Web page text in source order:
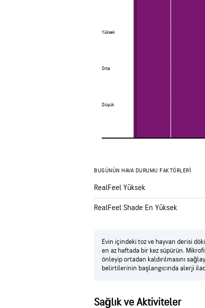
Yüksek
Orta
Düşük
Yüksek
Orta
Düşük
BUGÜNÜN HAVA DURUMU FAKTÖRLERI
RealFeel Yüksek
RealFeel Shade En Yüksek
Evin içindeki toz ve hayvan derisi
en az haftada bir kez süpürün.
önleyip ortadan kaldırılmasını
belirtilerinin başlangıcında alerji
Sağlık ve Aktiviteler